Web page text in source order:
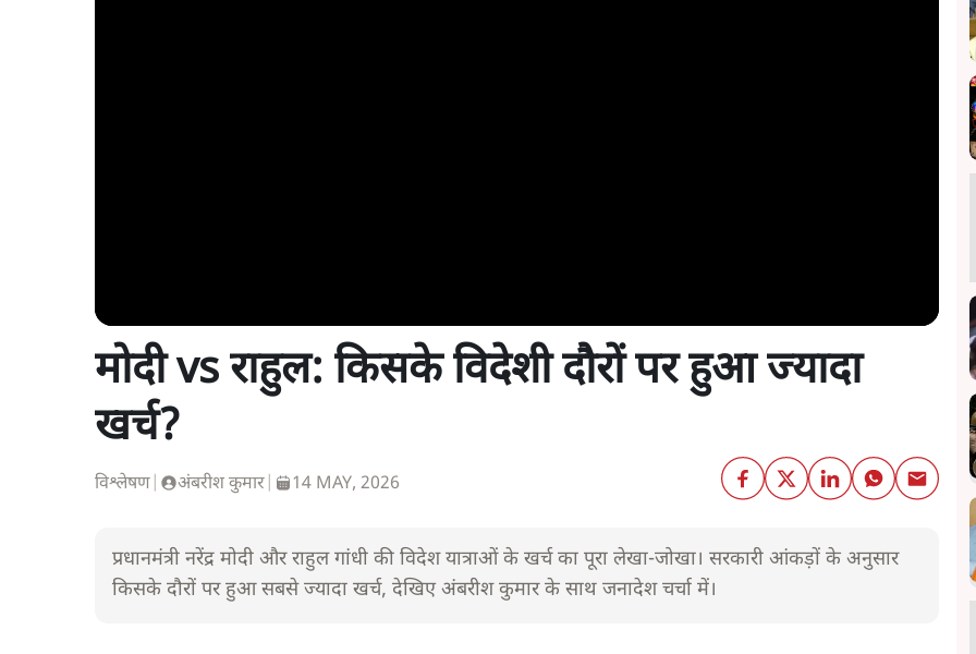
मोदी vs राहुल: किसके विदेशी दौरों पर हुआ ज्यादा
खर्च?
विश्लेषण| अंबरीश कुमार| 14 MAY, 2026
प्रधानमंत्री नरेंद्र मोदी और राहुल गांधी की विदेश यात्राओं के खर्च का पूरा लेखा-जोखा। सरकारी आंकड़ों के अनुसार
किसके दौरों पर हुआ सबसे ज्यादा खर्च, देखिए अंबरीश कुमार के साथ जनादेश चर्चा में।